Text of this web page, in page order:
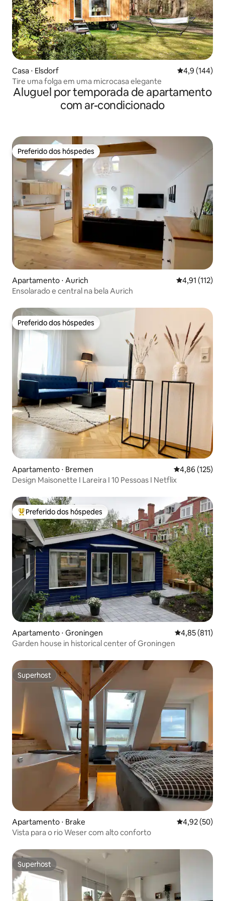
Casa ⋅ Elsdorf 4,9 de uma
4,9 (144)
Tire uma folga em uma microcasa elegante
Aluguel por temporada de apartamento
com ar-condicionado
Preferido dos hóspedes
Preferido dos hóspedes
Apartamento ⋅ Aurich 4,91 de uma
4,91 (112)
Ensolarado e central na bela Aurich
Preferido dos hóspedes
Preferido dos hóspedes
Apartamento ⋅ Bremen 4,86 de uma
4,86 (125)
Design Maisonette I Lareira I 10 Pessoas I Netflix
Entre os melhores preferidos dos hóspedes
Preferido dos hóspedes
Apartamento ⋅ Groningen 4,85 de uma
4,85 (811)
Garden house in historical center of Groningen
Superhost
Superhost
Apartamento ⋅ Brake 4,92 de uma
4,92 (50)
Vista para o rio Weser com alto conforto
Superhost
Superhost